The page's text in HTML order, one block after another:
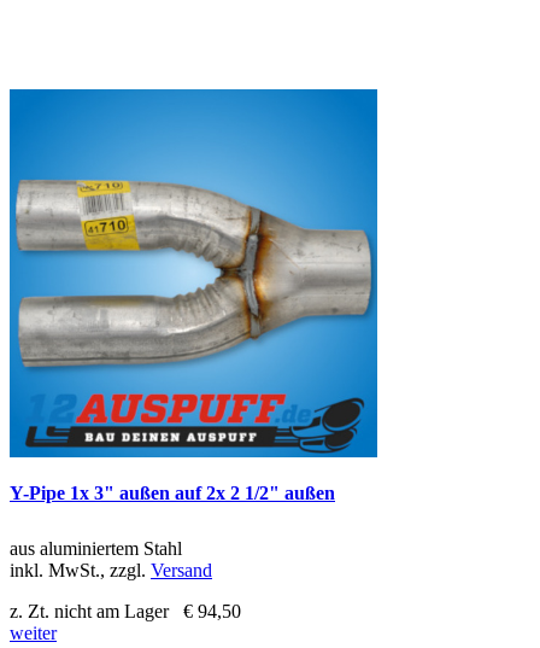
Y-Pipe 1x 3" außen auf 2x 2 1/2" außen
aus aluminiertem Stahl
inkl. MwSt., zzgl. Versand
z. Zt. nicht am Lager
€ 94,50
weiter